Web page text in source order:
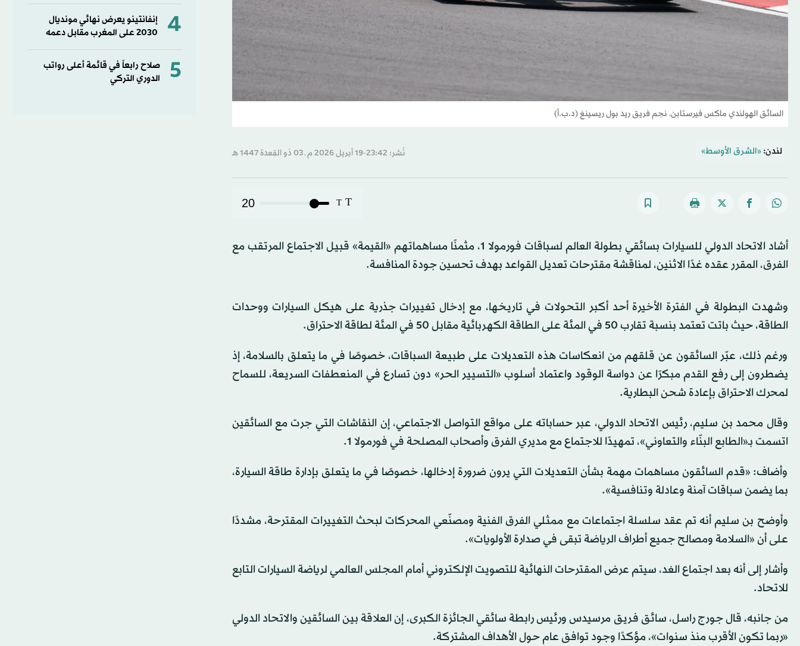
السائق الهولندي ماكس فيرستابن، نجم فريق ريد بول ريسينغ (د.ب.أ)
لندن: «الشرق الأوسط» نُشر: 23:42-19 أبريل 2026 م ـ 03 ذو القِعدة 1447 هـ
T
T
20
أشاد الاتحاد الدولي للسيارات بسائقي بطولة العالم لسباقات فورمولا 1، مثمنًا مساهماتهم «القيمة» قبيل الاجتماع المرتقب مع
الفرق، المقرر عقده غدًا الاثنين، لمناقشة مقترحات تعديل القواعد بهدف تحسين جودة المنافسة.
وشهدت البطولة في الفترة الأخيرة أحد أكبر التحولات في تاريخها، مع إدخال تغييرات جذرية على هيكل السيارات ووحدات
الطاقة، حيث باتت تعتمد بنسبة تقارب 50 في المئة على الطاقة الكهربائية مقابل 50 في المئة لطاقة الاحتراق.
ورغم ذلك، عبّر السائقون عن قلقهم من انعكاسات هذه التعديلات على طبيعة السباقات، خصوصًا في ما يتعلق بالسلامة، إذ
يضطرون إلى رفع القدم مبكرًا عن دواسة الوقود واعتماد أسلوب «التسيير الحر» دون تسارع في المنعطفات السريعة، للسماح
لمحرك الاحتراق بإعادة شحن البطارية.
وقال محمد بن سليم، رئيس الاتحاد الدولي، عبر حساباته على مواقع التواصل الاجتماعي، إن النقاشات التي جرت مع السائقين
اتسمت بـ«الطابع البنّاء والتعاوني»، تمهيدًا للاجتماع مع مديري الفرق وأصحاب المصلحة في فورمولا 1.
وأضاف: «قدم السائقون مساهمات مهمة بشأن التعديلات التي يرون ضرورة إدخالها، خصوصًا في ما يتعلق بإدارة طاقة السيارة،
بما يضمن سباقات آمنة وعادلة وتنافسية».
وأوضح بن سليم أنه تم عقد سلسلة اجتماعات مع ممثلي الفرق الفنية ومصنّعي المحركات لبحث التغييرات المقترحة، مشددًا
على أن «السلامة ومصالح جميع أطراف الرياضة تبقى في صدارة الأولويات».
وأشار إلى أنه بعد اجتماع الغد، سيتم عرض المقترحات النهائية للتصويت الإلكتروني أمام المجلس العالمي لرياضة السيارات التابع
للاتحاد.
من جانبه، قال جورج راسل، سائق فريق مرسيدس ورئيس رابطة سائقي الجائزة الكبرى، إن العلاقة بين السائقين والاتحاد الدولي
«ربما تكون الأقرب منذ سنوات»، مؤكدًا وجود توافق عام حول الأهداف المشتركة.
4
إنفانتينو يعرض نهائي مونديال
2030 على المغرب مقابل دعمه
5
صلاح رابعاً في قائمة أعلى رواتب
الدوري التركي